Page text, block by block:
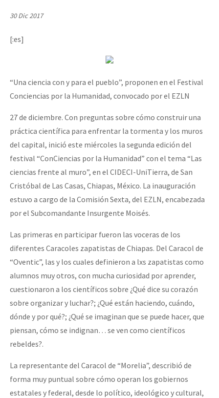
AutonomÍa y Resistencia
Migración
Presos
Mujeres
Niñxs
ETIQUETAS
MULTIMEDIA
Fotorreportaje
Video
Otras secciones
Semillero Guerra contra la Humanidad. (Las poblaciones y
la naturaleza bajo asedio)
Libros para descargar
Medios Libres
COVID-19
Contacto
Dia 1: Encontro “Guerra contra a Humanidade”
“Sonhando a Terra do Bem Virá” se publica no Estado Espanhol
Se o México sabe, que o mundo saiba! Nossas lutas pela
30 Dic 2017
[:es]
“Una ciencia con y para el pueblo”, proponen en el Festival
Conciencias por la Humanidad, convocado por el EZLN
27 de diciembre. Con preguntas sobre cómo construir una
práctica científica para enfrentar la tormenta y los muros
del capital, inició este miércoles la segunda edición del
festival “ConCiencias por la Humanidad” con el tema “Las
ciencias frente al muro”, en el CIDECI-UniTierra, de San
Cristóbal de Las Casas, Chiapas, México. La inauguración
estuvo a cargo de la Comisión Sexta, del EZLN, encabezada
por el Subcomandante Insurgente Moisés.
Las primeras en participar fueron las voceras de los
diferentes Caracoles zapatistas de Chiapas. Del Caracol de
“Oventic”, las y los cuales definieron a lxs zapatistas como
alumnos muy otros, con mucha curiosidad por aprender,
cuestionaron a los científicos sobre ¿Qué dice su corazón
sobre organizar y luchar?; ¿Qué están haciendo, cuándo,
dónde y por qué?; ¿Qué se imaginan que se puede hacer, que
piensan, cómo se indignan… se ven como científicos
rebeldes?.
La representante del Caracol de “Morelia”, describió de
forma muy puntual sobre cómo operan los gobiernos
estatales y federal, desde lo político, ideológico y cultural,